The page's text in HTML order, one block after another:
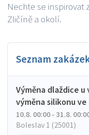
Nechte se inspirovat
Zličíně a okolí.
Seznam
Výměna dlaždice
výměna silikonu
10.8. 00:00 - 31.8.
Boleslav 1 (25001)